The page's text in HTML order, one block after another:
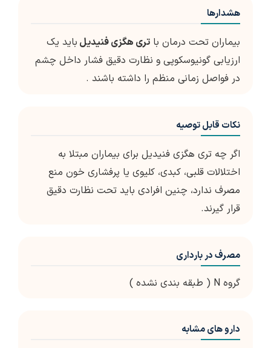
هشدارها
بیماران تحت درمان با تری هگزی فنیدیل باید یک
ارزیابی گونیوسکوپی و نظارت دقیق فشار داخل چشم
در فواصل زمانی منظم را داشته باشند .
نکات قابل توصیه
اگر چه تری هگزی فنیدیل برای بیماران مبتلا به
اختلالات قلبی، کبدی، کلیوی یا پرفشاری خون منع
مصرف ندارد، چنین افرادی باید تحت نظارت دقیق
قرار گیرند.
مصرف در بارداری
گروه N ( طبقه بندی نشده )
دارو های مشابه